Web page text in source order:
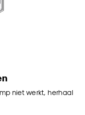
niet werkt, herhaal